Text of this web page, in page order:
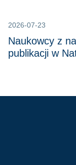
2026-07-23
Naukowcy z
publikacji w